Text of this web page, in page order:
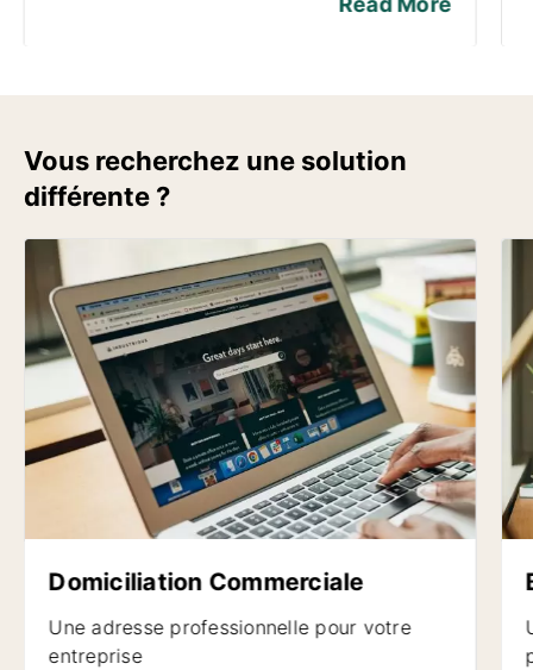
Vous recherchez une solution
différente ?
Domiciliation Commerciale
Une adresse professionnelle pour votre
entreprise